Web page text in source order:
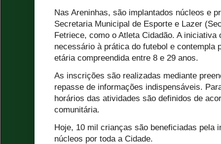
Nas Areninhas, são implantados núcleos e
Secretaria Municipal de Esporte e Lazer
Fetriece, como o Atleta Cidadão. A iniciativa
necessário à prática do futebol e contempla
etária compreendida entre 8 e 29 anos.
As inscrições são realizadas mediante
repasse de informações indispensáveis.
horários das atividades são definidos de
comunitária.
Hoje, 10 mil crianças são beneficiadas pela
núcleos por toda a Cidade.